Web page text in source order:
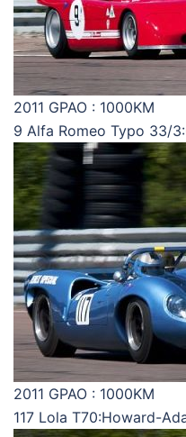
2011 GPAO : 1000KM
9 Alfa Romeo Typo 33/
2011 GPAO : 1000KM
117 Lola T70:Howard-